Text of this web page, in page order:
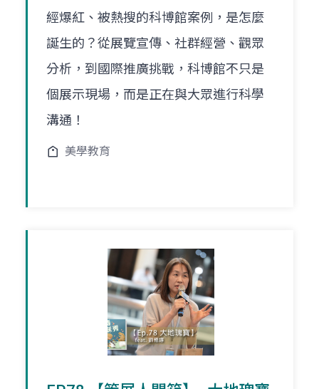
經爆紅、被熱搜的科博館案例，是怎麼
誕生的？從展覽宣傳、社群經營、觀眾
分析，到國際推廣挑戰，科博館不只是
個展示現場，而是正在與大眾進行科學
溝通！
美學教育